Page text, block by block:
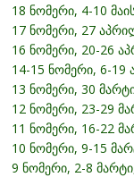
18 ნომერი, 4-10
17 ნომერი, 27
16 ნომერი, 20-26
14-15 ნომერი, 6-19
13 ნომერი, 30
12 ნომერი, 23-29
11 ნომერი, 16-22
10 ნომერი, 9-15
9 ნომერი, 2-8